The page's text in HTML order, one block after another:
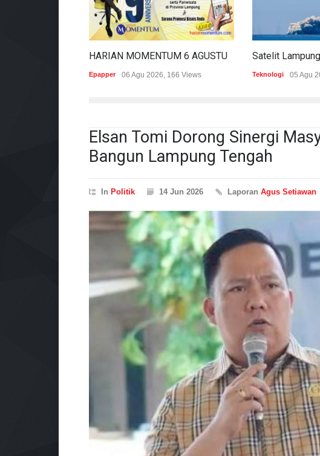
Epapper 06 Agu 2026, 166 Views Teknologi 05 Agu
Elsan Tomi Dorong Sinergi
Bangun Lampung Tengah
In Politik 14 Jun 2026 Laporan Agus Setiawan